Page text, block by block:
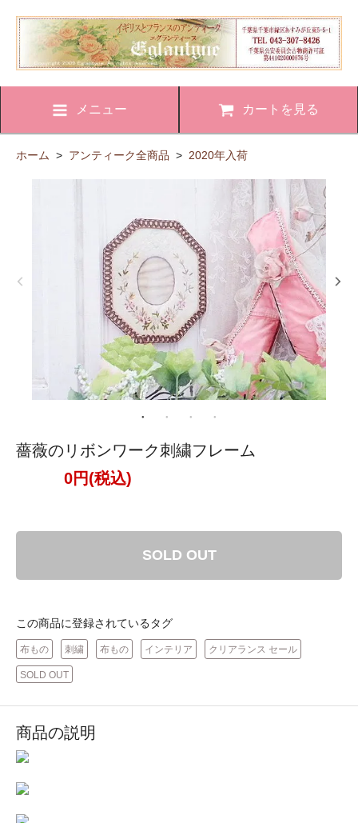
メニュー カートを見る
ホーム > アンティーク全商品 > 2020年入荷
薔薇のリボンワーク刺繍フレーム
0円(税込)
SOLD OUT
この商品に登録されているタグ
布もの 刺繍 布もの インテリア クリアランス セール
SOLD OUT
商品の説明